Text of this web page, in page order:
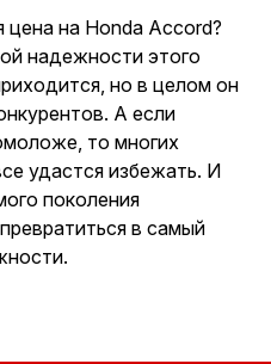
цена на Honda Accord?
надежности этого
но в целом он
А если
, то многих
удастся избежать. И
поколения
в самый